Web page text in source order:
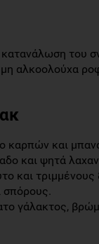
του
αλκοολούχα
καρπών και
και ψητά
και
σπόρους.
γάλακτος,